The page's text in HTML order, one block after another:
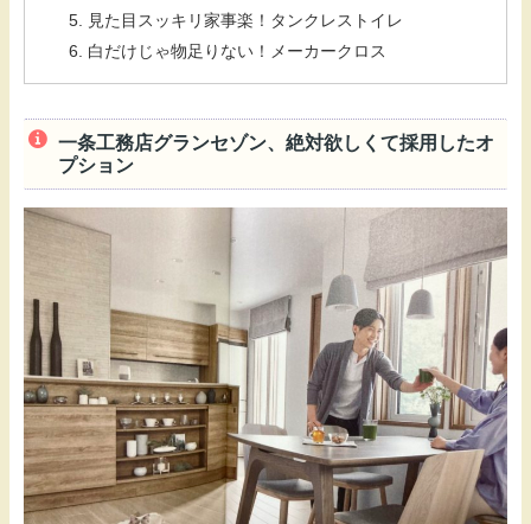
見た目スッキリ家事楽！タンクレストイレ
白だけじゃ物足りない！メーカークロス
一条工務店グランセゾン、絶対欲しくて採用したオ
プション